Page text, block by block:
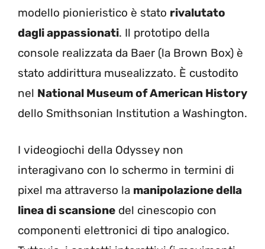
modello pionieristico è stato rivalutato
dagli appassionati. Il prototipo della
console realizzata da Baer (la Brown Box) è
stato addirittura musealizzato. È custodito
nel National Museum of American History
dello Smithsonian Institution a Washington.
I videogiochi della Odyssey non
interagivano con lo schermo in termini di
pixel ma attraverso la manipolazione della
linea di scansione del cinescopio con
componenti elettronici di tipo analogico.